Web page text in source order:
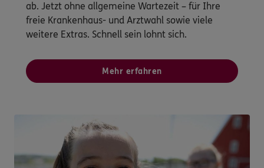
ab. Jetzt ohne allgemeine Wartezeit – für Ihre
freie Krankenhaus- und Arztwahl sowie viele
weitere Extras. Schnell sein lohnt sich.
Mehr erfahren